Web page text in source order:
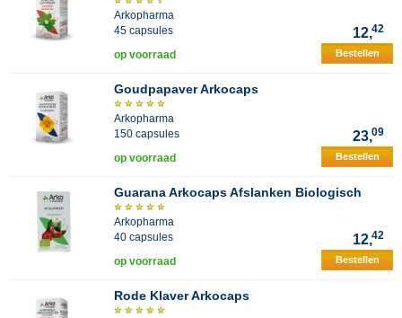
Arkopharma
45 capsules
12,42
op voorraad Bestellen
Goudpapaver Arkocaps
Arkopharma
150 capsules
23,09
op voorraad Bestellen
Guarana Arkocaps Afslanken Biologisch
Arkopharma
40 capsules
12,42
op voorraad Bestellen
Rode Klaver Arkocaps